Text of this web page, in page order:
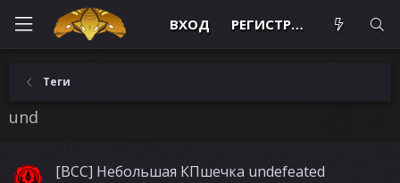
ВХОД РЕГИСТРАЦИЯ
Теги
und
[BCC] Небольшая КПшечка undefeated